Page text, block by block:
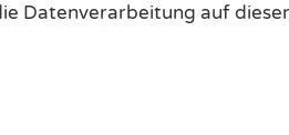
Datenverarbeitung auf